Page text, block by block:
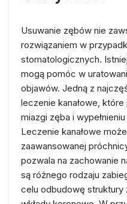
Usuwanie zębów nie
rozwiązaniem w
stomatologicznych.
mogą pomóc w
objawów. Jedną z
leczenie kanałowe,
miazgi zęba i
Leczenie kanałowe
zaawansowanej
pozwala na zachowanie
są różnego rodzaju
celu odbudowę struktury